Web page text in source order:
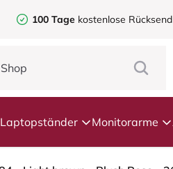
100 Tage kostenlose
Laptopständer Monitorarme